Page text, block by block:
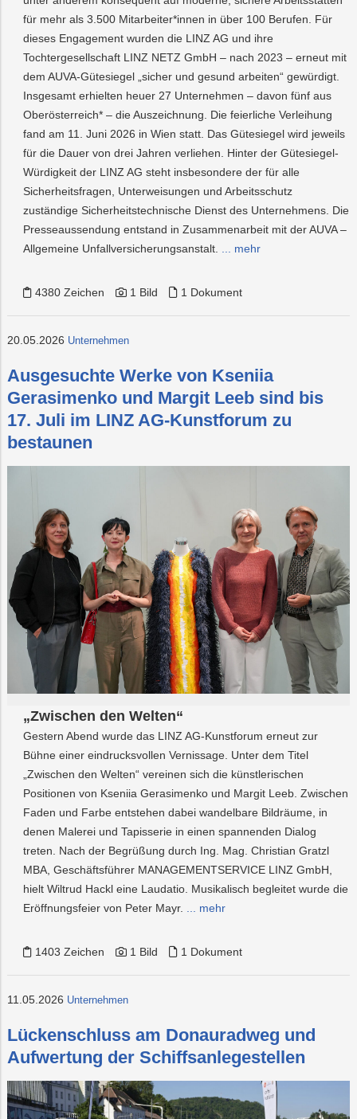
für mehr als 3.500 Mitarbeiter*innen in über 100 Berufen. Für
dieses Engagement wurden die LINZ AG und ihre
Tochtergesellschaft LINZ NETZ GmbH – nach 2023 – erneut mit
dem AUVA-Gütesiegel „sicher und gesund arbeiten“ gewürdigt.
Insgesamt erhielten heuer 27 Unternehmen – davon fünf aus
Oberösterreich* – die Auszeichnung. Die feierliche Verleihung
fand am 11. Juni 2026 in Wien statt. Das Gütesiegel wird jeweils
für die Dauer von drei Jahren verliehen. Hinter der Gütesiegel-
Würdigkeit der LINZ AG steht insbesondere der für alle
Sicherheitsfragen, Unterweisungen und Arbeitsschutz
zuständige Sicherheitstechnische Dienst des Unternehmens. Die
Presseaussendung entstand in Zusammenarbeit mit der AUVA –
Allgemeine Unfallversicherungsanstalt.
... mehr
4380 Zeichen 1 Bild 1 Dokument
20.05.2026 Unternehmen
Ausgesuchte Werke von Kseniia
Gerasimenko und Margit Leeb sind bis
17. Juli im LINZ AG-Kunstforum zu
bestaunen
„Zwischen den Welten“
Gestern Abend wurde das LINZ AG-Kunstforum erneut zur
Bühne einer eindrucksvollen Vernissage. Unter dem Titel
„Zwischen den Welten“ vereinen sich die künstlerischen
Positionen von Kseniia Gerasimenko und Margit Leeb. Zwischen
Faden und Farbe entstehen dabei wandelbare Bildräume, in
denen Malerei und Tapisserie in einen spannenden Dialog
treten. Nach der Begrüßung durch Ing. Mag. Christian Gratzl
MBA, Geschäftsführer MANAGEMENTSERVICE LINZ GmbH,
hielt Wiltrud Hackl eine Laudatio. Musikalisch begleitet wurde die
Eröffnungsfeier von Peter Mayr. ... mehr
1403 Zeichen 1 Bild 1 Dokument
11.05.2026 Unternehmen
Lückenschluss am Donauradweg und
Aufwertung der Schiffsanlegestellen